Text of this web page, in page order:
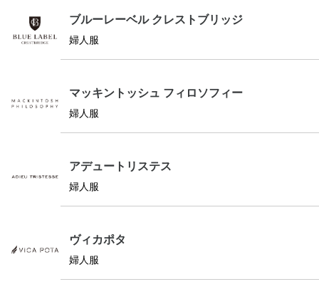
ブルーレーベル クレストブリッジ
婦人服
マッキントッシュ フィロソフィー
婦人服
アデュートリステス
婦人服
ヴィカポタ
婦人服